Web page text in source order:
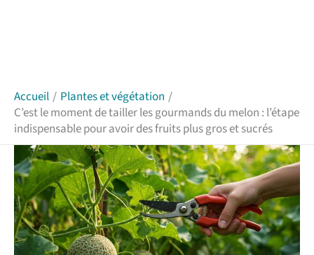
Accueil
Plantes et végétation
C’est le moment de tailler les gourmands du melon : l’étape
indispensable pour avoir des fruits plus gros et sucrés